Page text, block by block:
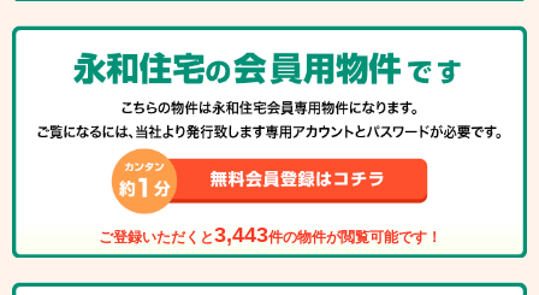
ご登録いただくと3,443件の物件が閲覧可能です！